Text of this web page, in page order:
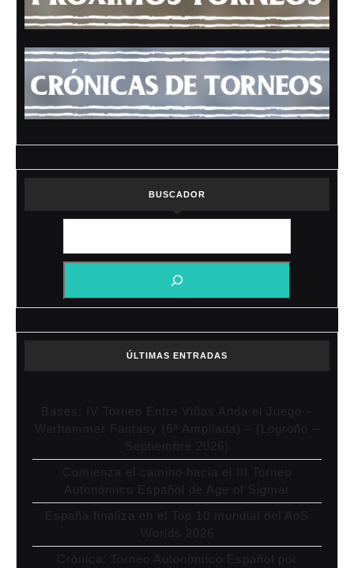
BUSCADOR
ÚLTIMAS ENTRADAS
Bases: IV Torneo Entre Viñas Anda el Juego –
Warhammer Fantasy (6ª Ampliada) – (Logroño –
Septiembre 2026)
Comienza el camino hacia el III Torneo
Autonómico Español de Age of Sigmar
España finaliza en el Top 10 mundial del AoS
Worlds 2026
Crónica: Torneo Autonómico Español por